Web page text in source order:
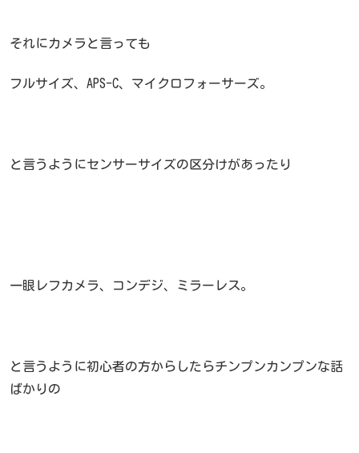
それにカメラと言っても
フルサイズ、APS-C、マイクロフォーサーズ。
と言うようにセンサーサイズの区分けがあったり
一眼レフカメラ、コンデジ、ミラーレス。
と言うように初心者の方からしたらチンプンカンプンな話
ばかりの